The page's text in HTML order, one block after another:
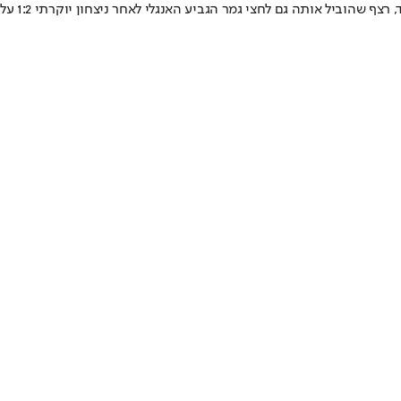
כל זה קורה דווקא כאשר פרץ וסאות'המפטון נמצאים בתקופה חלומית. הקבוצה רשמה שישה ניצחונות רצופים בכל המסגרות ו-17 משחקים ללא הפסד, רצף שהוביל אותה גם לחצי גמר הגביע האנגלי לאחר ניצחון יוקרתי 1:2 על